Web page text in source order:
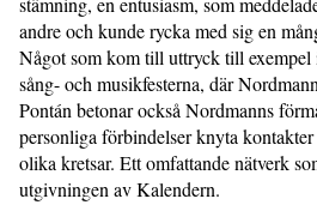
andre och kunde rycka med sig en
Något som kom till uttryck till exempel
sång- och musikfesterna, där
Pontán betonar också Nordmanns
personliga förbindelser knyta
olika kretsar. Ett omfattande nätverk
utgivningen av Kalendern.